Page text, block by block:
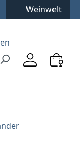
Weinwelt